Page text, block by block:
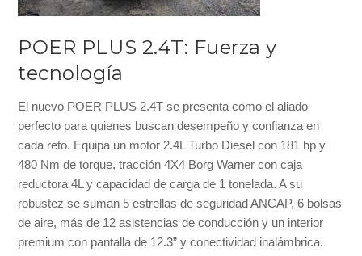
POER PLUS 2.4T: Fuerza y
tecnología
El nuevo POER PLUS 2.4T se presenta como el aliado
perfecto para quienes buscan desempeño y confianza en
cada reto. Equipa un motor 2.4L Turbo Diesel con 181 hp y
480 Nm de torque, tracción 4X4 Borg Warner con caja
reductora 4L y capacidad de carga de 1 tonelada. A su
robustez se suman 5 estrellas de seguridad ANCAP, 6 bolsas
de aire, más de 12 asistencias de conducción y un interior
premium con pantalla de 12.3” y conectividad inalámbrica.